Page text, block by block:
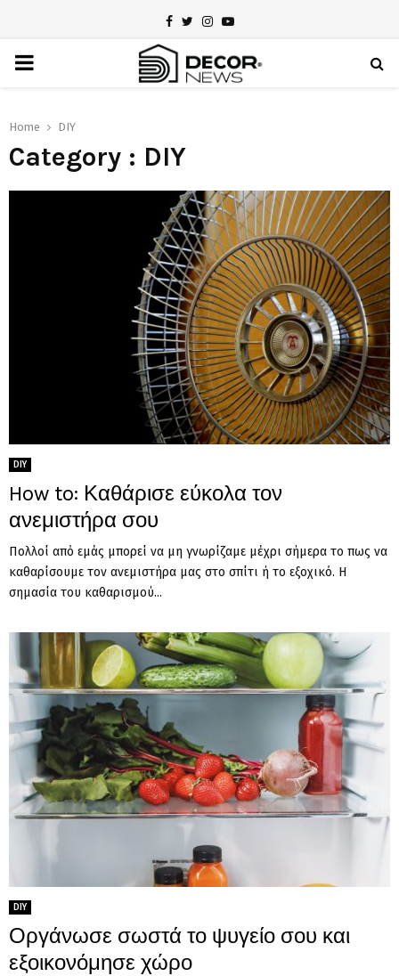
Facebook
TwitterInstagram
Youtube
PRIMARY
Home DIY
Category : DIY
DIY
How to: Καθάρισε εύκολα τον
ανεμιστήρα σου
Πολλοί από εμάς μπορεί να μη γνωρίζαμε μέχρι σήμερα το πως να
καθαρίσουμε τον ανεμιστήρα μας στο σπίτι ή το εξοχικό. Η
σημασία του καθαρισμού...
DIY
Οργάνωσε σωστά το ψυγείο σου και
εξοικονόμησε χώρο